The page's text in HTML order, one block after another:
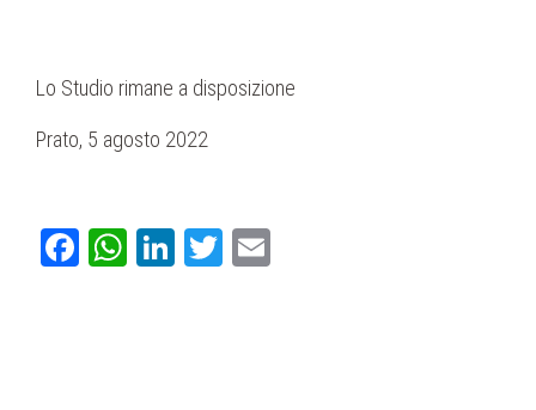
Lo Studio rimane a disposizione
Prato, 5 agosto 2022
Facebook
WhatsApp
LinkedIn
Twitter